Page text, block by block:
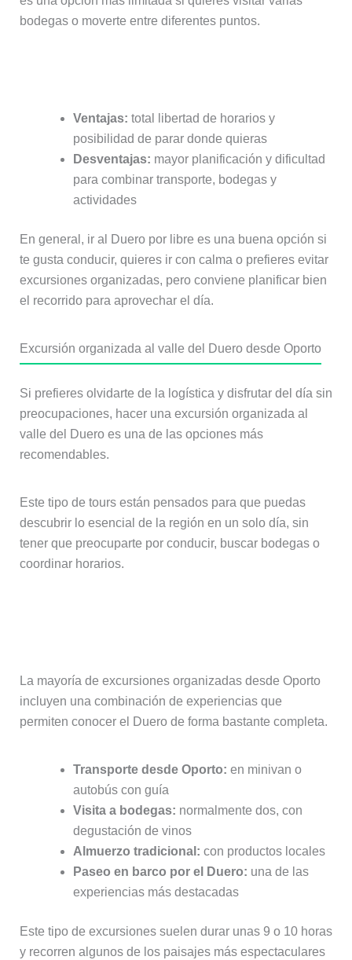
bodegas o moverte entre diferentes puntos.
Ventajas: total libertad de horarios y
posibilidad de parar donde quieras
Desventajas: mayor planificación y dificultad
para combinar transporte, bodegas y
actividades
En general, ir al Duero por libre es una buena opción si
te gusta conducir, quieres ir con calma o prefieres evitar
excursiones organizadas, pero conviene planificar bien
el recorrido para aprovechar el día.
Excursión organizada al valle del Duero desde Oporto
Si prefieres olvidarte de la logística y disfrutar del día sin
preocupaciones, hacer una excursión organizada al
valle del Duero es una de las opciones más
recomendables.
Este tipo de tours están pensados para que puedas
descubrir lo esencial de la región en un solo día, sin
tener que preocuparte por conducir, buscar bodegas o
coordinar horarios.
La mayoría de excursiones organizadas desde Oporto
incluyen una combinación de experiencias que
permiten conocer el Duero de forma bastante completa.
Transporte desde Oporto: en minivan o
autobús con guía
Visita a bodegas: normalmente dos, con
degustación de vinos
Almuerzo tradicional: con productos locales
Paseo en barco por el Duero: una de las
experiencias más destacadas
Este tipo de excursiones suelen durar unas 9 o 10 horas
y recorren algunos de los paisajes más espectaculares